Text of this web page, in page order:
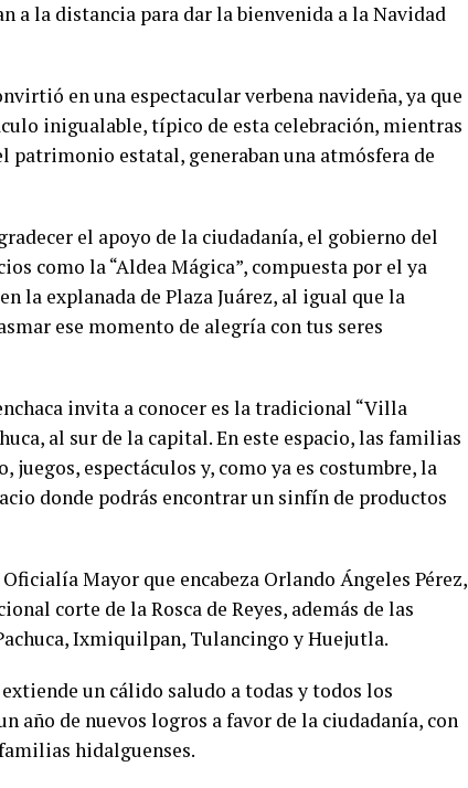
a la distancia para dar la bienvenida a la Navidad
en una espectacular verbena navideña, ya que
inigualable, típico de esta celebración, mientras
patrimonio estatal, generaban una atmósfera de
el apoyo de la ciudadanía, el gobierno del
como la “Aldea Mágica”, compuesta por el ya
la explanada de Plaza Juárez, al igual que la
ese momento de alegría con tus seres
invita a conocer es la tradicional “Villa
al sur de la capital. En este espacio, las familias
espectáculos y, como ya es costumbre, la
donde podrás encontrar un sinfín de productos
Mayor que encabeza Orlando Ángeles Pérez,
corte de la Rosca de Reyes, además de las
Ixmiquilpan, Tulancingo y Huejutla.
un cálido saludo a todas y todos los
año de nuevos logros a favor de la ciudadanía, con
hidalguenses.